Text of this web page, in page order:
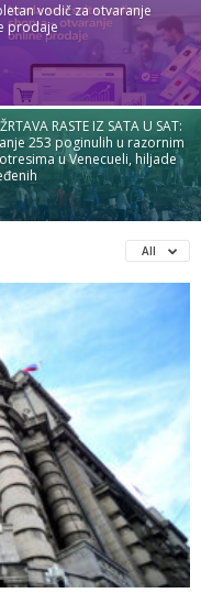
vodič za otvaranje
prodaje
RASTE IZ SATA U SAT:
253 poginulih u razornim
u Venecueli, hiljade
All